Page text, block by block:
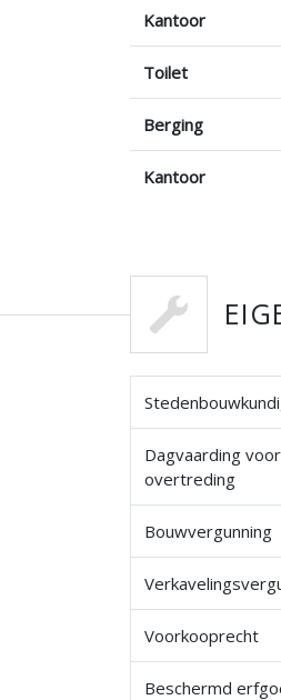
Kantoor
Toilet
Berging
Kantoor
Dagvaarding
overtreding
Bouwvergunning
Voorkooprecht
Beschermd